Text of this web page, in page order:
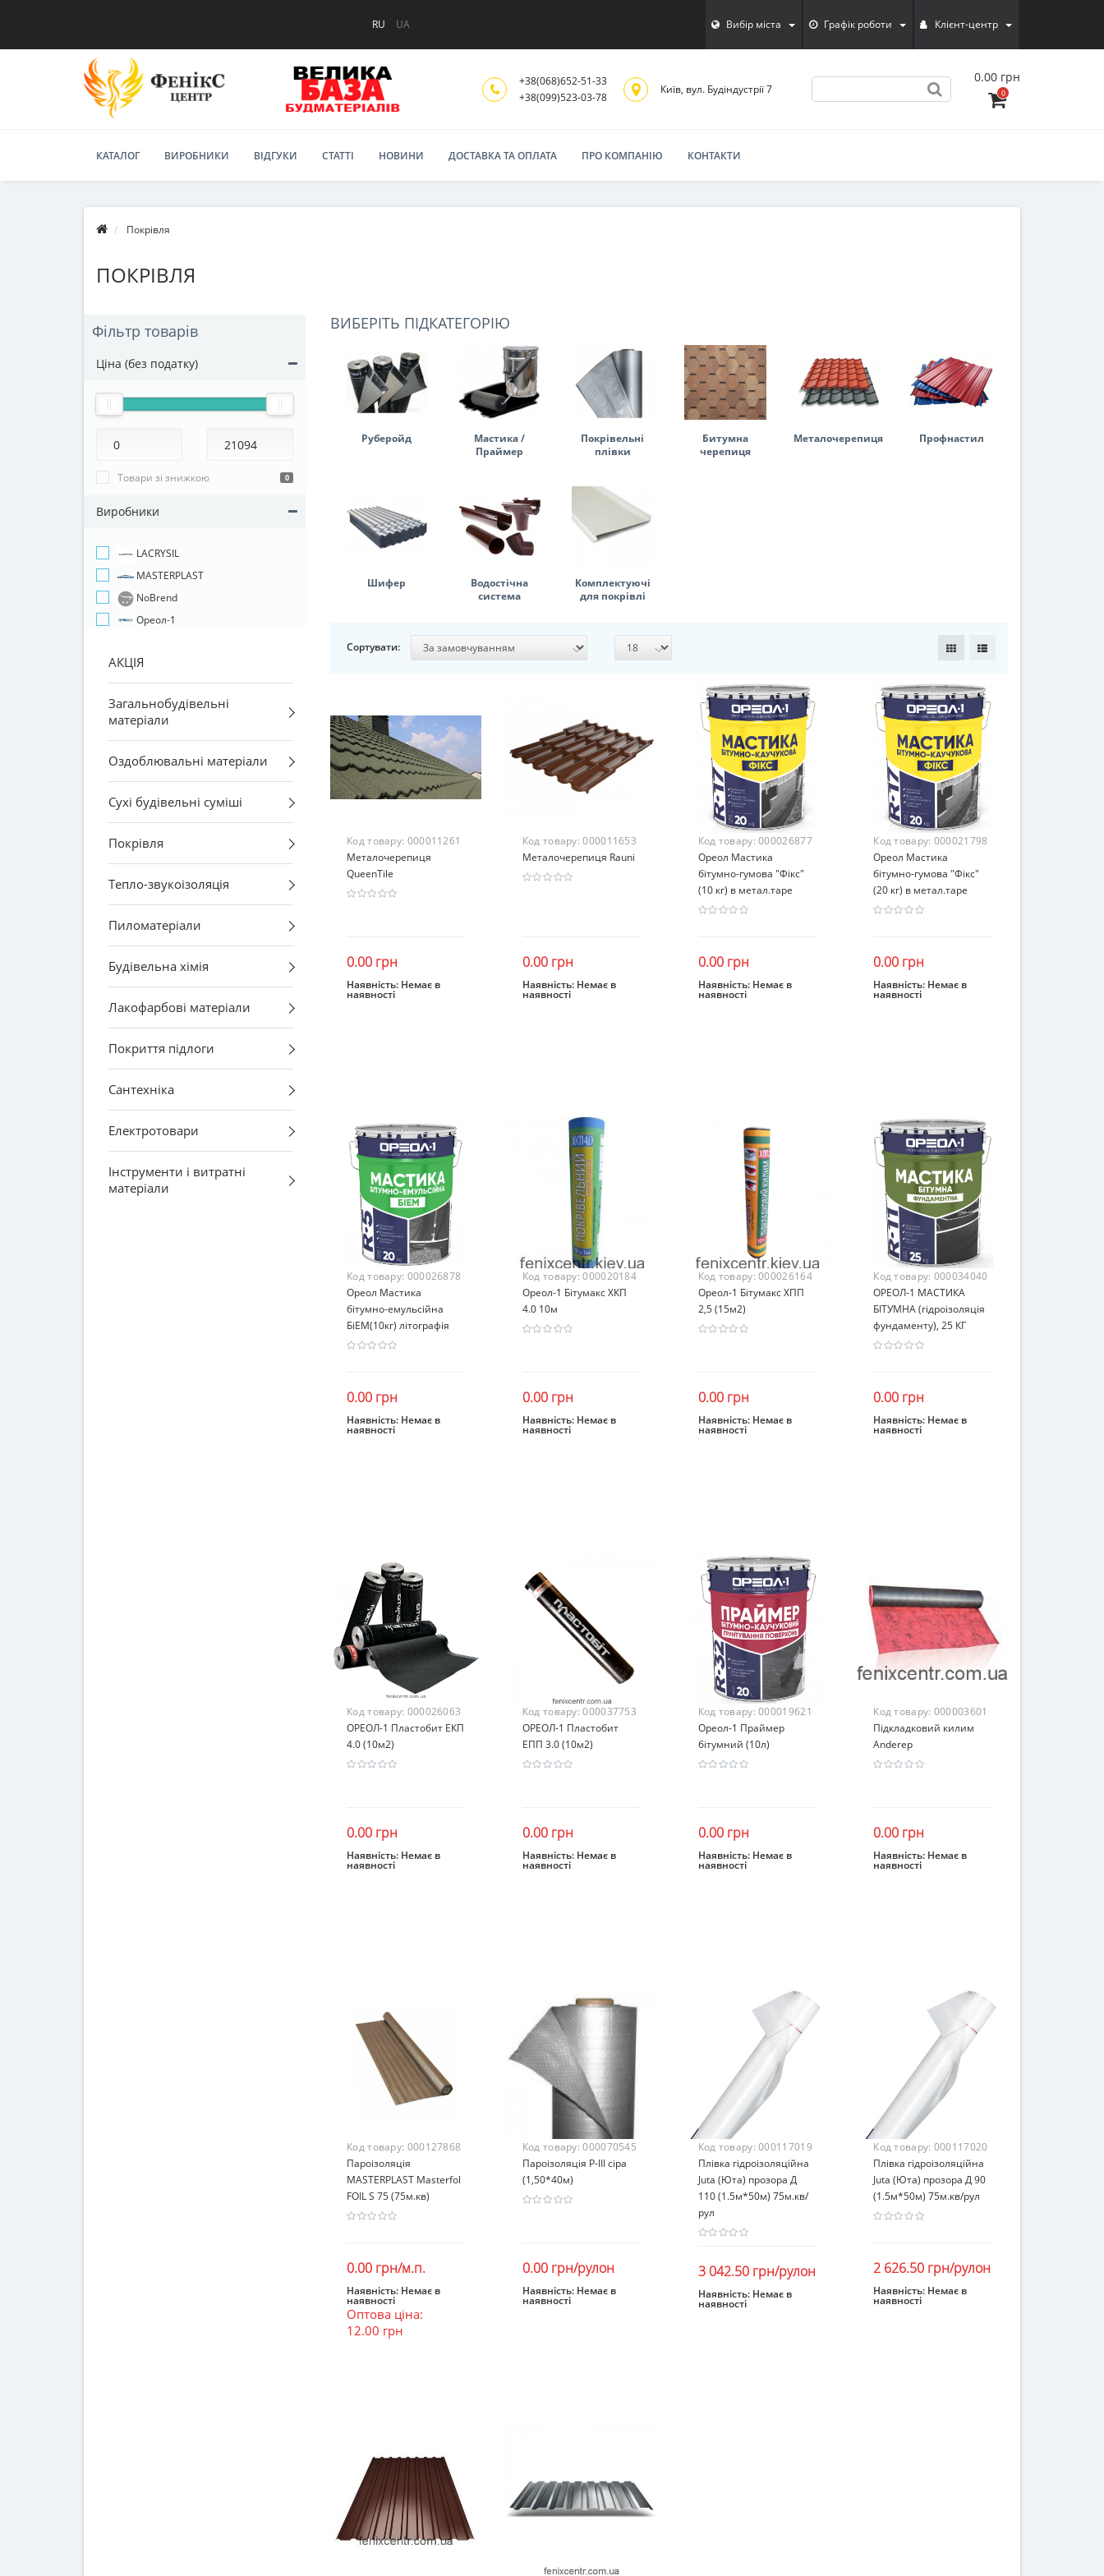
RU UA Вибiр мiста Графік роботи Клієнт-центр
+38(068)652-51-33
‎+38(099)523-03-78
Київ, вул. Будіндустрії 7
0.00 грн
0
КАТАЛОГ ВИРОБНИКИ ВІДГУКИ СТАТТІ НОВИНИ ДОСТАВКА ТА ОПЛАТА ПРО КОМПАНІЮ КОНТАКТИ
Покрівля
ПОКРІВЛЯ
Фільтр товарів
Ціна (без податку)
Товари зі знижкою 0
Виробники
LACRYSIL
MASTERPLAST
NoBrend
Ореол-1
АКЦІЯ
Загальнобудівельні
матеріали
Оздоблювальні матеріали
Сухі будівельні суміші
Покрівля
Тепло-звукоізоляція
Пиломатеріали
Будівельна хімія
Лакофарбові матеріали
Покриття підлоги
Сантехніка
Електротовари
Інструменти і витратні
матеріали
ВИБЕРІТЬ ПІДКАТЕГОРІЮ
Руберойд
Мастика /
Праймер
Покрівельні
плівки
Битумна
черепиця
Металочерепиця Профнастил
Шифер
Водостічна
система
Комплектуючі
для покрівлі
Сортувати:
Код товару: 000011261
Металочерепиця
QueenTile
0.00 грн
Закінчився
Наявність: Немає в
наявності
Код товару:000011653
Металочерепиця Rauni
0.00 грн
Закінчився
Наявність: Немає в
наявності
Код товару:000026877
Ореол Мастика
бітумно-гумова "Фікс"
(10 кг) в метал.таре
0.00 грн
Закінчився
Наявність: Немає в
наявності
Код товару: 000021798
Ореол Мастика
бітумно-гумова "Фікс"
(20 кг) в метал.таре
0.00 грн
Закінчився
Наявність: Немає в
наявності
Код товару: 000026878
Ореол Мастика
бітумно-емульсійна
БіЕМ(10кг) літографія
0.00 грн
Закінчився
Наявність: Немає в
наявності
Код товару:000020184
Ореол-1 Бітумакс ХКП
4.0 10м
0.00 грн
Закінчився
Наявність: Немає в
наявності
Код товару:000026164
Ореол-1 Бітумакс ХПП
2,5 (15м2)
0.00 грн
Закінчився
Наявність: Немає в
наявності
Код товару: 000034040
ОРЕОЛ-1 МАСТИКА
БІТУМНА (гідроізоляція
фундаменту), 25 КГ
0.00 грн
Закінчився
Наявність: Немає в
наявності
Код товару: 000026063
ОРЕОЛ-1 Пластобит ЕКП
4.0 (10м2)
0.00 грн
Закінчився
Наявність: Немає в
наявності
Код товару:000037753
ОРЕОЛ-1 Пластобит
ЕПП 3.0 (10м2)
0.00 грн
Закінчився
Наявність: Немає в
наявності
Код товару:000019621
Ореол-1 Праймер
бітумний (10л)
0.00 грн
Закінчився
Наявність: Немає в
наявності
Код товару: 000003601
Підкладковий килим
Anderep
0.00 грн
Закінчився
Наявність: Немає в
наявності
Код товару: 000127868
Пароізоляція
MASTERPLAST Masterfol
FOIL S 75 (75м.кв)
0.00 грн/м.п.
Закінчився
Наявність: Немає в
наявності
Оптова ціна:
12.00 грн
Код товару:000070545
Пароізоляція Р-III сіра
(1,50*40м)
0.00 грн/рулон
Закінчився
Наявність: Немає в
наявності
Код товару:000117019
Плівка гідроізоляційна
Juta (Юта) прозора Д
110 (1.5м*50м) 75м.кв/
рул
3 042.50 грн/рулон
Закінчився
Наявність: Немає в
наявності
Код товару: 000117020
Плівка гідроізоляційна
Juta (Юта) прозора Д 90
(1.5м*50м) 75м.кв/рул
2 626.50 грн/рулон
Закінчився
Наявність: Немає в
наявності